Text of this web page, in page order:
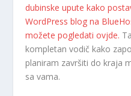
dubinske upute kako
WordPress blog na
možete pogledati ovjde.
kompletan vodič kako
planiram završiti do kraja
sa vama.